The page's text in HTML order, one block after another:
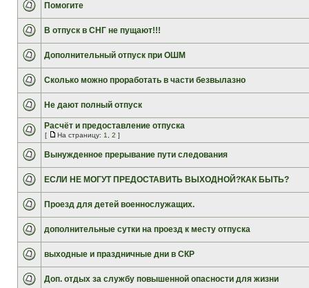
Помогите
В отпуск в СНГ не пущают!!!
Дополнительный отпуск при ОШМ
Сколько можно проработать в части безвылазно
Не дают полный отпуск
Расчёт и предоставление отпуска
[ На страницу: 1 2 ]
Вынужденное прерывание пути следования
ЕСЛИ НЕ МОГУТ ПРЕДОСТАВИТЬ ВЫХОДНОЙ?КАК БЫТЬ?
Проезд для детей военнослужащих.
дополнительные сутки на проезд к месту отпуска
выходные и праздничные дни в СКР
Доп. отдых за службу повышенной опасности для жизни